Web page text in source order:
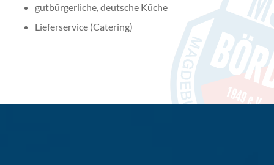
gutbürgerliche, deutsche Küche
Lieferservice (Catering)